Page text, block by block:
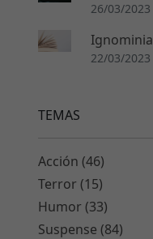
26/03/2023
Ignominia
22/03/2023
TEMAS
Acción (46)
Terror (15)
Humor (33)
Suspense (84)